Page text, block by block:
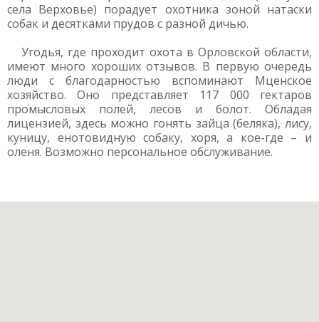
села Верховье) порадует охотника зоной натаски
собак и десятками прудов с разной дичью.
Угодья, где проходит охота в Орловской области,
имеют много хороших отзывов. В первую очередь
люди с благодарностью вспоминают Мценское
хозяйство. Оно представляет 117 000 гектаров
промысловых полей, лесов и болот. Обладая
лицензией, здесь можно гонять зайца (беляка), лису,
куницу, енотовидную собаку, хоря, а кое-где – и
оленя. Возможно персональное обслуживание.